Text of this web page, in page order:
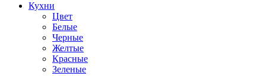
Кухни
Цвет
Белые
Черные
Желтые
Красные
Зеленые